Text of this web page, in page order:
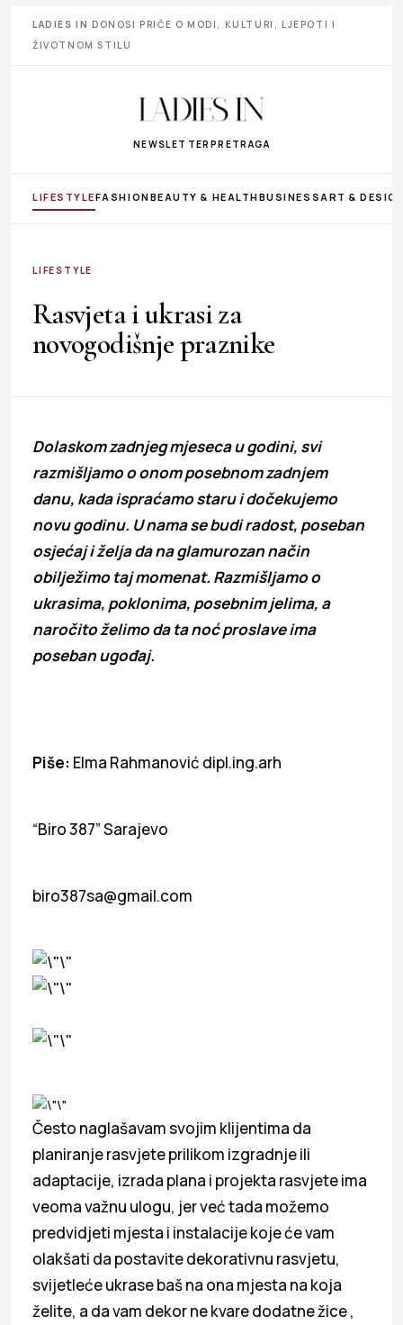
LADIES IN DONOSI PRIČE O MODI, KULTURI, LJEPOTI I
ŽIVOTNOM STILU
NEWSLETTER PRETRAGA
LIFESTYLEFASHIONBEAUTY & HEALTHBUSINESS ART &
LIFESTYLE
Rasvjeta i ukrasi za
novogodišnje praznike
Dolaskom zadnjeg mjeseca u godini, svi
razmišljamo o onom posebnom zadnjem
danu, kada ispraćamo staru i dočekujemo
novu godinu. U nama se budi radost, poseban
osjećaj i želja da na glamurozan način
obilježimo taj momenat. Razmišljamo o
ukrasima, poklonima, posebnim jelima, a
naročito želimo da ta noć proslave ima
poseban ugođaj.
Piše: Elma Rahmanović dipl.ing.arh
“Biro 387” Sarajevo
biro387sa@gmail.com
Često naglašavam svojim klijentima da
planiranje rasvjete prilikom izgradnje ili
adaptacije, izrada plana i projekta rasvjete ima
veoma važnu ulogu, jer već tada možemo
predvidjeti mjesta i instalacije koje će vam
olakšati da postavite dekorativnu rasvjetu,
svijetleće ukrase baš na ona mjesta na koja
želite, a da vam dekor ne kvare dodatne žice ,